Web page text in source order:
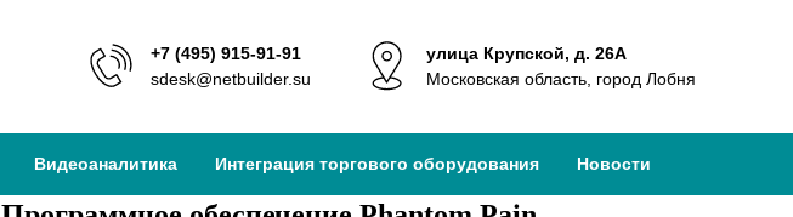
+7 (495) 915-91-91
sdesk@netbuilder.su
улица Крупской, д. 26А
Московская область, город Лобня
Видеоаналитика Интеграция торгового оборудования Новости